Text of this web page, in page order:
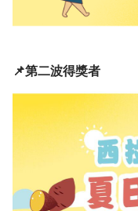
📌第二波得獎者